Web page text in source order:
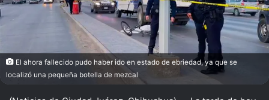
El ahora fallecido pudo haber ido en estado de ebriedad, ya que se
localizó una pequeña botella de mezcal